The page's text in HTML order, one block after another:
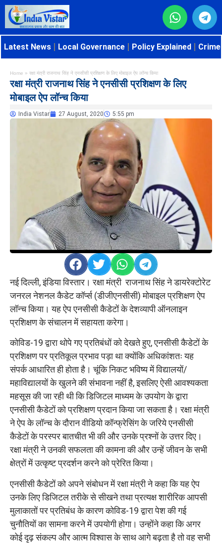
Latest News Local Governance Policy Explained
Home » रक्षा मंत्री राजनाथ सिंह ने एनसीसी प्रशिक्षण के लिए मोबाइल ऐप लॉन्‍च किया
रक्षा मंत्री राजनाथ सिंह ने एनसीसी प्रशिक्षण के लिए
मोबाइल ऐप लॉन्‍च किया
India Vistar 27 August, 2020 5:55 pm
नई दिल्ली, इंडिया विस्तार। रक्षा मंत्री राजनाथ सिंह ने डायरेक्टोरेट
जनरल नेशनल कैडेट कॉर्प्‍स (डीजीएनसीसी) मोबाइल प्रशिक्षण ऐप
लॉन्‍च किया। यह ऐप एनसीसी कैडेटों के देशव्यापी ऑनलाइन
प्रशिक्षण के संचालन में सहायता करेगा।
कोविड-19 द्वारा थोपे गए प्रतिबंधों को देखते हुए, एनसीसी कैडेटों के
प्रशिक्षण पर प्रतिकूल प्रभाव पड़ा था क्योंकि अधिकांशतः यह
संपर्क आधारित ही होता है। चूंकि निकट भविष्य में विद्यालयों/
महाविद्यालयों के खुलने की संभावना नहीं है, इसलिए ऐसी आवश्यकता
महसूस की जा रही थी कि डिजिटल माध्यम के उपयोग के द्वारा
एनसीसी कैडेटों को प्रशिक्षण प्रदान किया जा सकता है। रक्षा मंत्री
ने ऐप के लॉन्‍च के दौरान वीडियो कॉन्‍फ्रेसिंग के जरिये एनसीसी
कैडेटों के परस्पर बातचीत भी की और उनके प्रश्नों के उत्तर दिए।
रक्षा मंत्री ने उनकी सफलता की कामना की और उन्हें जीवन के सभी
क्षेत्रों में उत्कृष्ट प्रदर्शन करने को प्रेरित किया।
एनसीसी कैडेटों को अपने संबोधन में रक्षा मंत्री ने कहा कि यह ऐप
उनके लिए डिजिटल तरीके से सीखने तथा प्रत्यक्ष शारीरिक आपसी
मुलाकातों पर प्रतिबंध के कारण कोविड-19 द्वारा पेश की गई
चुनौतियों का सामना करने में उपयोगी होगा। उन्होंने कहा कि अगर
कोई दृढ़ संकल्प और आत्म विश्वास के साथ आगे बढ़ता है तो वह सभी